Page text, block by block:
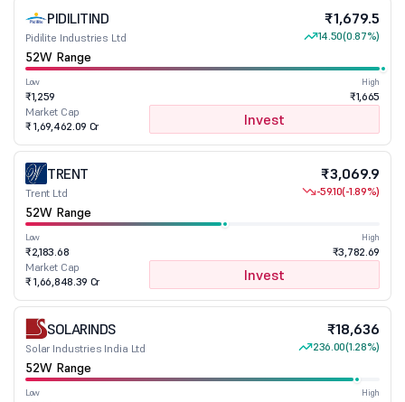
PIDILITIND
Pidilite Industries Ltd
₹1,679.5
14.50(0.87%)
52W Range
Low
₹1,259
High
₹1,665
Market Cap
₹ 1,69,462.09 Cr
Invest
TRENT
Trent Ltd
₹3,069.9
-59.10(-1.89%)
52W Range
Low
₹2,183.68
High
₹3,782.69
Market Cap
₹ 1,66,848.39 Cr
Invest
SOLARINDS
Solar Industries India Ltd
₹18,636
236.00(1.28%)
52W Range
Low High